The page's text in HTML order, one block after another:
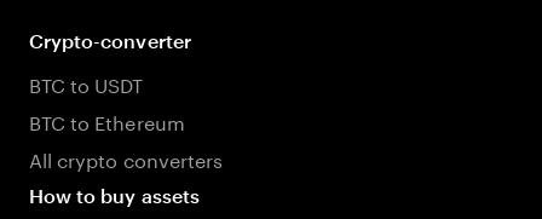
Crypto-converter
BTC to USDT
BTC to Ethereum
All crypto converters
How to buy assets